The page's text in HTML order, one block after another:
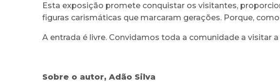
Esta exposição promete conquistar os visitantes,
figuras carismáticas que marcaram gerações. Porque,
A entrada é livre. Convidamos toda a comunidade a visitar
Sobre o autor, Adão Silva